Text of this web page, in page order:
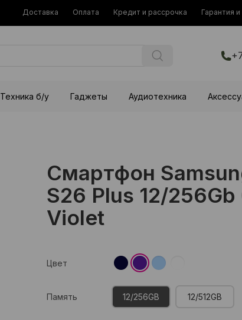
Доставка Оплата Кредит и рассрочка Гарантия
Техника б/у Гаджеты Аудиотехника
Смартфон
S26 Plus 12/
Violet
Цвет
Память 12/256GB 12/512GB